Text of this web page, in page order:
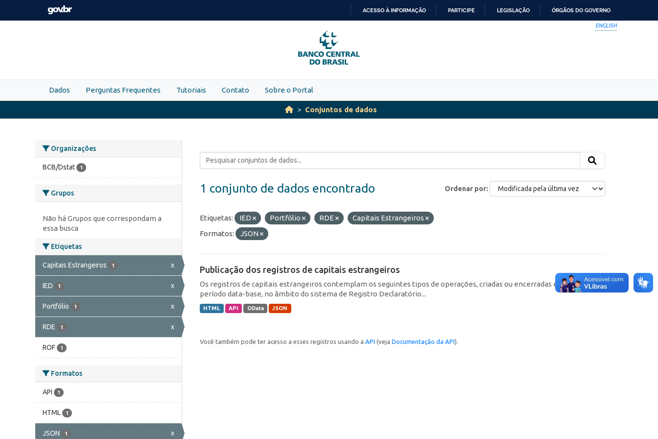
Skip to main content
PARA
O
CONTEÚDO
ACESSO À INFORMAÇÃO PARTICIPE LEGISLAÇÃO ÓRGÃOS DO GOVERNO
ENGLISH
Dados Perguntas Frequentes Tutoriais Contato Sobre o Portal
Conjuntos de dados
Organizações
BCB/Dstat 1
Grupos
Não há Grupos que correspondam a
essa busca
Etiquetas
Capitais Estrangeiros 1 x
IED 1 x
Portfólio 1 x
RDE 1 x
ROF 1
Formatos
API 1
HTML 1
JSON 1 x
Ordenar por
1 conjunto de dados encontrado
Etiquetas: IED Portfólio RDE
Capitais Estrangeiros
Formatos:
JSON
Publicação dos registros de capitais estrangeiros
Os registros de capitais estrangeiros contemplam os seguintes tipos de operações, criadas ou encerradas em cada
período data-base, no âmbito do sistema de Registro Declaratório...
HTML API OData JSON
Você também pode ter acesso a esses registros usando a API (veja Documentação da API).